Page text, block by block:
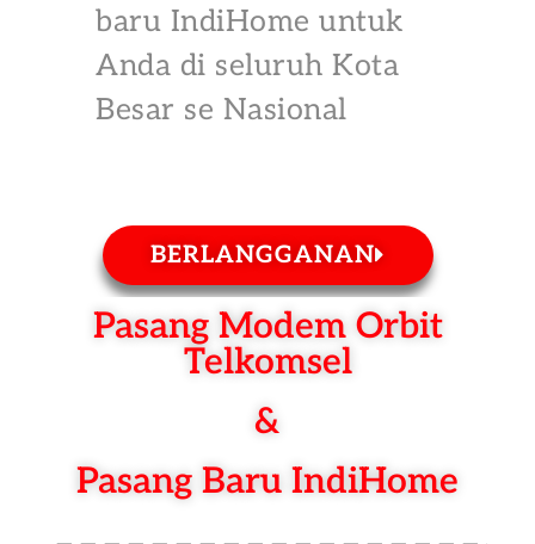
baru IndiHome untuk
Anda di seluruh Kota
Besar se Nasional
BERLANGGANAN
Pasang Modem Orbit
Telkomsel
&
Pasang Baru IndiHome